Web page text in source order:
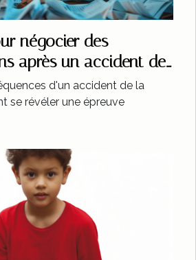
négocier des
après un accident de
d'un accident de la
se révéler une épreuve